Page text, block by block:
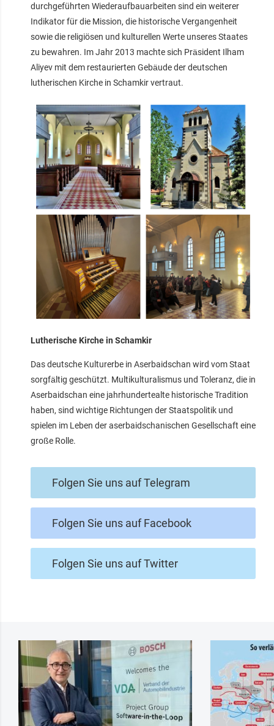
durchgeführten Wiederaufbauarbeiten sind ein weiterer
Indikator für die Mission, die historische Vergangenheit
sowie die religiösen und kulturellen Werte unseres Staates
zu bewahren. Im Jahr 2013 machte sich Präsident Ilham
Aliyev mit dem restaurierten Gebäude der deutschen
lutherischen Kirche in Schamkir vertraut.
Lutherische Kirche in Schamkir
Das deutsche Kulturerbe in Aserbaidschan wird vom Staat
sorgfältig geschützt. Multikulturalismus und Toleranz, die in
Aserbaidschan eine jahrhundertealte historische Tradition
haben, sind wichtige Richtungen der Staatspolitik und
spielen im Leben der aserbaidschanischen Gesellschaft eine
große Rolle.
Folgen Sie uns auf Telegram
Folgen Sie uns auf Facebook
Folgen Sie uns auf Twitter